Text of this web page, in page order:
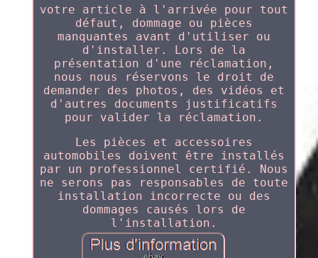
votre article à l'arrivée pour tout
défaut, dommage ou pièces
manquantes avant d'utiliser ou
d'installer. Lors de la
présentation d'une réclamation,
nous nous réservons le droit de
demander des photos, des vidéos et
d'autres documents justificatifs
pour valider la réclamation.
Les pièces et accessoires
automobiles doivent être installés
par un professionnel certifié. Nous
ne serons pas responsables de toute
installation incorrecte ou des
dommages causés lors de
l'installation.